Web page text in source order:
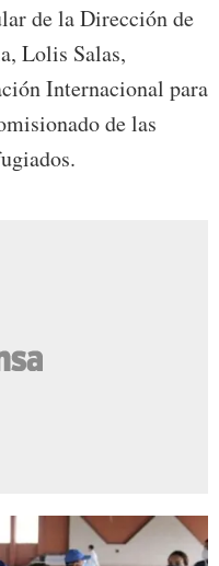
de la Dirección de
Lolis Salas,
Internacional para
de las